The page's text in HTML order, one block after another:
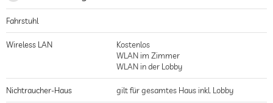
Fahrstuhl
Wireless LAN
Kostenlos
WLAN im Zimmer
WLAN in der Lobby
Nichtraucher-Haus gilt für gesamtes Haus inkl. Lobby